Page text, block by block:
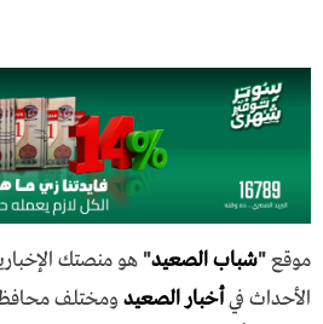
موقع"شباب الصعيد" هو منصتك
الأحداث فيأخبار الصعيد ومختلف